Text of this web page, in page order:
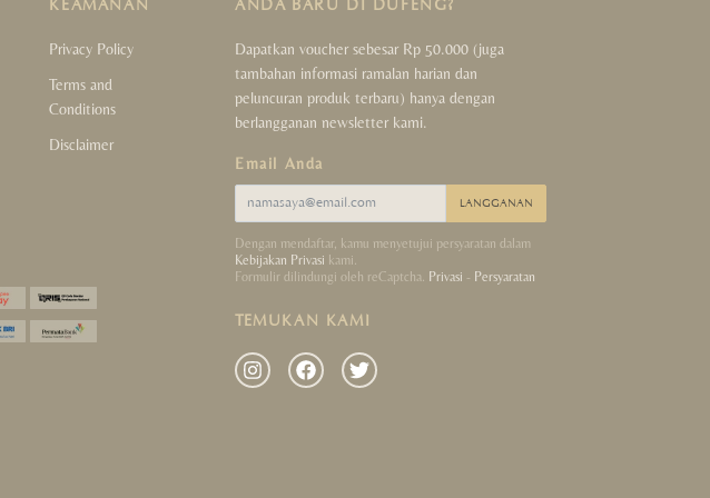
KEAMANAN
Privacy Policy
Terms and
Conditions
Disclaimer
ANDA BARU DI DUFENG?
Dapatkan voucher sebesar Rp 50.000 (juga
tambahan informasi ramalan harian dan
peluncuran produk terbaru) hanya dengan
berlangganan newsletter kami.
Email Anda
LANGGANAN
Dengan mendaftar, kamu menyetujui persyaratan dalam
Kebijakan Privasi kami.
Formulir dilindungi oleh reCaptcha. Privasi - Persyaratan
TEMUKAN KAMI